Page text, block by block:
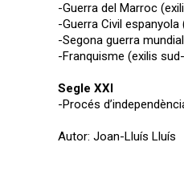
-Guerra del Marroc
-Guerra Civil
-Segona guerra
-Franquisme (exilis
Segle XXI
-Procés
Autor: Joan-Lluís Lluís